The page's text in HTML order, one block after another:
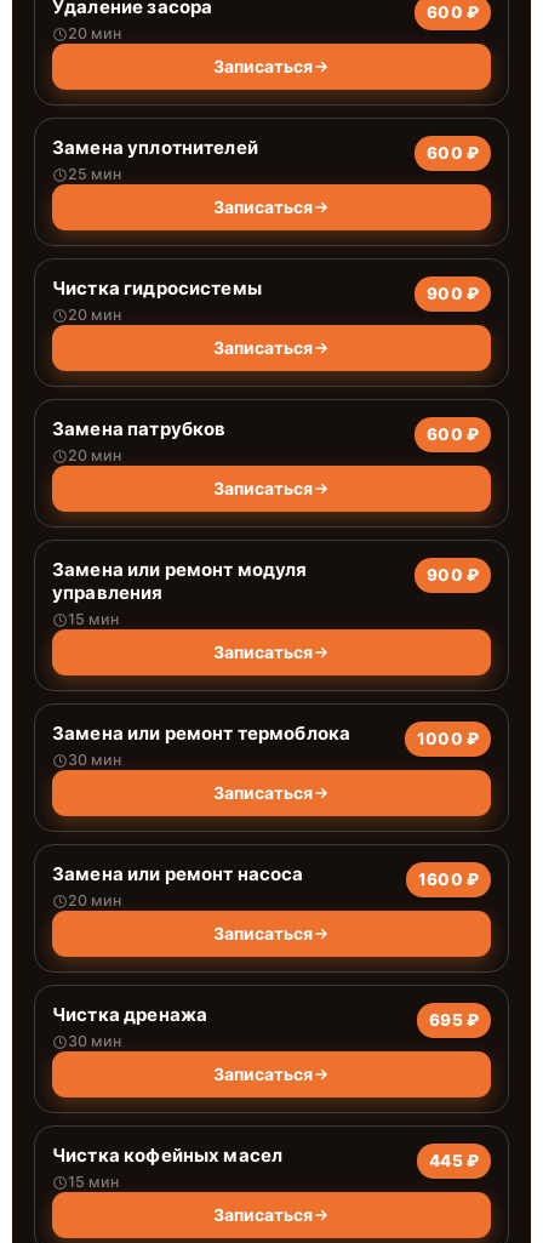
Удаление засора
20 мин
600 ₽
Записаться
Замена уплотнителей
25 мин
600 ₽
Записаться
Чистка гидросистемы
20 мин
900 ₽
Записаться
Замена патрубков
20 мин
600 ₽
Записаться
Замена или ремонт модуля
управления
15 мин
900 ₽
Записаться
Замена или ремонт термоблока
30 мин
1000 ₽
Записаться
Замена или ремонт насоса
20 мин
1600 ₽
Записаться
Чистка дренажа
30 мин
695 ₽
Записаться
Чистка кофейных масел
15 мин
445 ₽
Записаться